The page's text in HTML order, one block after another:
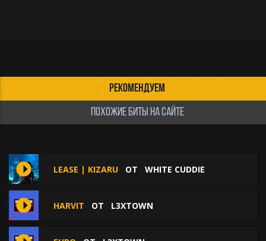
РЕКОМЕНДУЕМ
ПОХОЖИЕ БИТЫ НА САЙТЕ
LEASE | KIZARU ОТ WHITE CUDDIE
HARVIT ОТ L3XTOWN